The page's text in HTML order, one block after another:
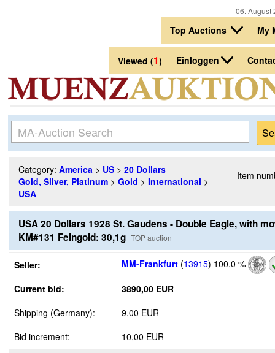
06.
Top Auctions My
Viewed (1) Einloggen
Category: America > US > 20 Dollars
Gold, Silver, Platinum > Gold > International >
USA
Item
USA 20 Dollars 1928 St. Gaudens - Double Eagle, with
KM#131 Feingold: 30,1g TOP auction
Seller: MM-Frankfurt (13915) 100,0 %
Current bid:
3890,00 EUR
Shipping (Germany):
9,00 EUR
Bid increment:
10,00 EUR